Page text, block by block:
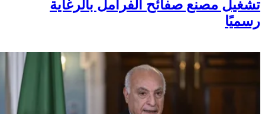
تشغيل مصنع صفائح الفرامل بالرغاية
رسميًا